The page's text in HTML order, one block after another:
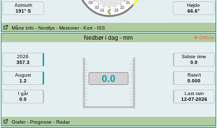
Azimuth
191° S
03
21
02
22
01 23
Højde
66.6°
Måne info - Nordlys - Meteorer - Kort - ISS
Nedbør i dag - mm Offline
2026
357.3
August
1.2
I går
0.0
0.0
Sidste time
0.0
Rate/t
0.000
Last rain
12-07-2026
Grafer - Prognose - Radar